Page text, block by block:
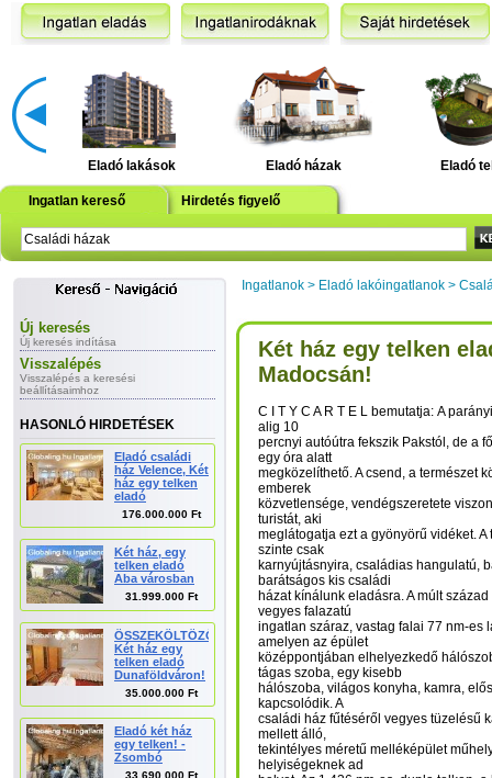
Eladó lakások Eladó házak Eladó
Ingatlan kereső Hirdetés figyelő
Új keresés
Új keresés indítása
Visszalépés
Visszalépés a keresési
beállításaimhoz
HASONLÓ HIRDETÉSEK
Eladó családi
ház Velence, Két
ház egy telken
eladó
176.000.000 Ft
Két ház, egy
telken eladó
Aba városban
31.999.000 Ft
ÖSSZEKÖLTÖZŐKNEK!
Két ház egy
telken eladó
Dunaföldváron!
35.000.000 Ft
Eladó két ház
egy telken! -
Zsombó
33.690.000 Ft
Ingatlanok > Eladó lakóingatlanok >
Két ház egy telken
Madocsán!
C I T Y C A R T E L bemutatja: A
alig 10
percnyi autóútra fekszik Pakstól, de a
egy óra alatt
megközelíthető. A csend, a természet
emberek
közvetlensége, vendégszeretete
turistát, aki
meglátogatja ezt a gyönyörű vidéket.
szinte csak
karnyújtásnyira, családias hangulatú,
barátságos kis családi
házat kínálunk eladásra. A múlt
vegyes falazatú
ingatlan száraz, vastag falai 77 nm-es
amelyen az épület
középpontjában elhelyezkedő
tágas szoba, egy kisebb
hálószoba, világos konyha, kamra,
kapcsolódik. A
családi ház fűtéséről vegyes tüzelésű
mellett álló,
tekintélyes méretű melléképület
helyiségeknek ad